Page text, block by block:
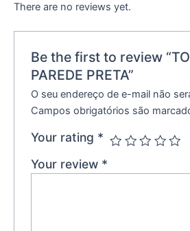
There are no reviews yet.
Be the first to review
PAREDE PRETA”
O seu endereço de e-mail não
Campos obrigatórios são
Your rating *
Your review *